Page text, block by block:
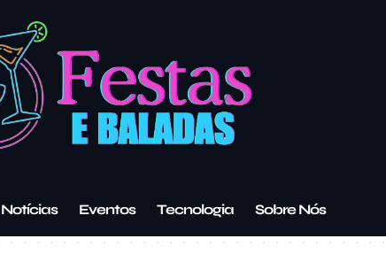
Notícias Eventos Tecnologia Sobre Nós